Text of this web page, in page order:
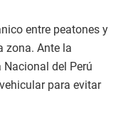
entre peatones y
zona. Ante la
del Perú
para evitar